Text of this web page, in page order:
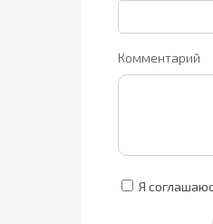
Комментарий
Я